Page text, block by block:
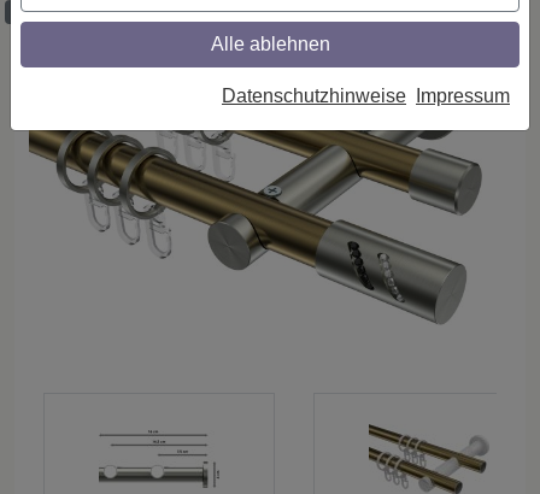
Maßzuschnitt möglich
Alle ablehnen
Datenschutzhinweise Impressum